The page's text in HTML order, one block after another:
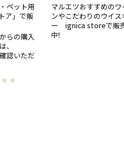
マルエツおすすめのワイ
ンやこだわりのウイスキ
ー ignica storeで販売
中!
ベート